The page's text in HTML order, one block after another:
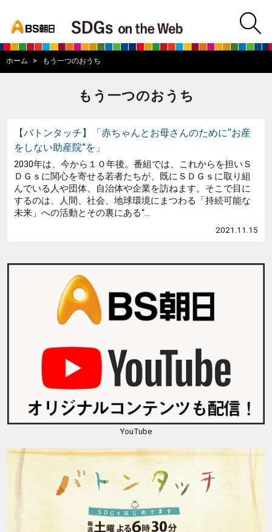
BS朝日SDGs
ホーム もう一つのおうち
もう一つのおうち
【バトンタッチ】「赤ちゃんとお母さんのために“お産
をしない助産院”を」
2030年は、今から１０年後。番組では、これからを担いＳ
ＤＧｓに関心を寄せる若者たちが、既にＳＤＧｓに取り組
んでいる人や団体、自治体や企業を訪ねます。そこで目に
するのは、人間、社会、地球環境にまつわる「持続可能な
未来」への活動とその裏にある“...
2021.11.15
YouTube